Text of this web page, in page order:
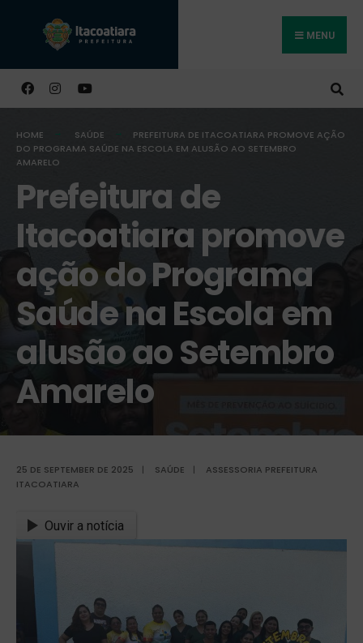
MENU
HOME SAÚDE
PREFEITURA DE ITACOATIARA PROMOVE AÇÃO
DO PROGRAMA SAÚDE NA ESCOLA EM ALUSÃO AO SETEMBRO
AMARELO
Prefeitura de
Itacoatiara promove
ação do Programa
Saúde na Escola em
alusão ao Setembro
Amarelo
25 DE SEPTEMBER DE 2025 | SAÚDE |
ASSESSORIA PREFEITURA
ITACOATIARA
Ouvir a notícia
Buscar